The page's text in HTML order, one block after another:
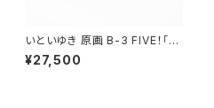
いといゆき 原画 B-3 FIVE！「S
AFARI」額有り、サイン入り
¥27,500